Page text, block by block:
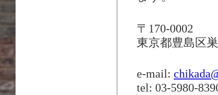
〒170-0002
東京都豊島区
e-mail:
tel: 03-5980-